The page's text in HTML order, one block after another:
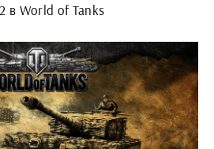
в World of Tanks